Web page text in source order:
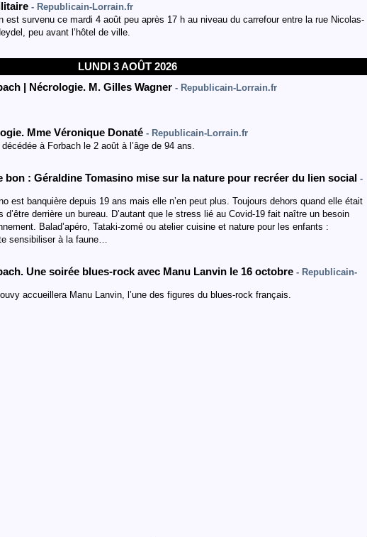
- Republicain-Lorrain.fr
est survenu ce mardi 4 août peu après 17 h au niveau du carrefour entre la rue Nicolas-
peu avant l’hôtel de ville.
LUNDI 3 AOÛT 2026
| Nécrologie. M. Gilles Wagner - Republicain-Lorrain.fr
Mme Véronique Donaté - Republicain-Lorrain.fr
à Forbach le 2 août à l’âge de 94 ans.
bon : Géraldine Tomasino mise sur la nature pour recréer du lien social -
est banquière depuis 19 ans mais elle n’en peut plus. Toujours dehors quand elle était
d’être derrière un bureau. D’autant que le stress lié au Covid-19 fait naître un besoin
Balad’apéro, Tataki-zomé ou atelier cuisine et nature pour les enfants :
sensibiliser à la faune…
Une soirée blues-rock avec Manu Lanvin le 16 octobre - Republicain-
accueillera Manu Lanvin, l’une des figures du blues-rock français.